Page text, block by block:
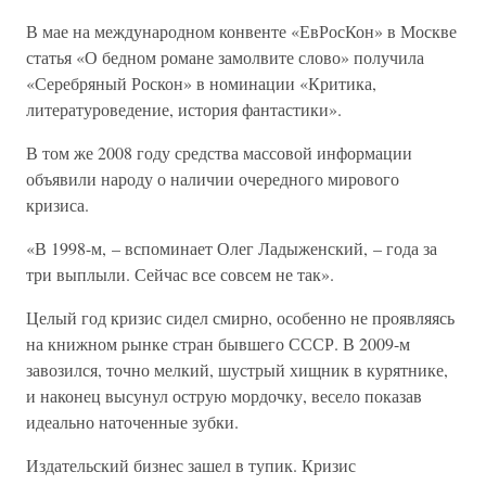
В мае на международном конвенте «ЕвРосКон» в Москве
статья «О бедном романе замолвите слово» получила
«Серебряный Роскон» в номинации «Критика,
литературоведение, история фантастики».
В том же 2008 году средства массовой информации
объявили народу о наличии очередного мирового
кризиса.
«В 1998-м, – вспоминает Олег Ладыженский, – года за
три выплыли. Сейчас все совсем не так».
Целый год кризис сидел смирно, особенно не проявляясь
на книжном рынке стран бывшего СССР. В 2009-м
завозился, точно мелкий, шустрый хищник в курятнике,
и наконец высунул острую мордочку, весело показав
идеально наточенные зубки.
Издательский бизнес зашел в тупик. Кризис